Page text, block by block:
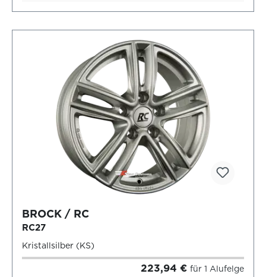
BROCK / RC
RC27
Kristallsilber (KS)
223,94 € für 1 Alufelge